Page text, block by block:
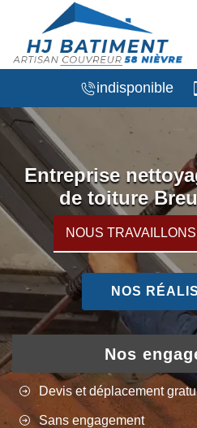
indisponible
Entreprise
de toiture
NOUS
NOS
Nos
Devis et déplacement
Sans engagement